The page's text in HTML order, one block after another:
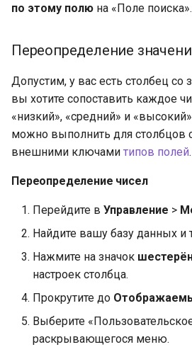
по этому полю на «Поле поиска».
Переопределение
Допустим, у вас есть столбец со
вы хотите сопоставить каждое
«низкий», «средний» и
можно выполнить для столбцов
внешними ключами типов полей.
Переопределение чисел
Перейдите в Управление >
Найдите вашу базу данных и
Нажмите на значок
настроек столбца.
Прокрутите до
Выберите
раскрывающегося меню.